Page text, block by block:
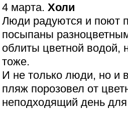
4 марта.Холи
Люди радуются и поют
посыпаны
облиты цветной водой,
тоже.
И не только люди, но и
пляж порозовел от
неподходящий день